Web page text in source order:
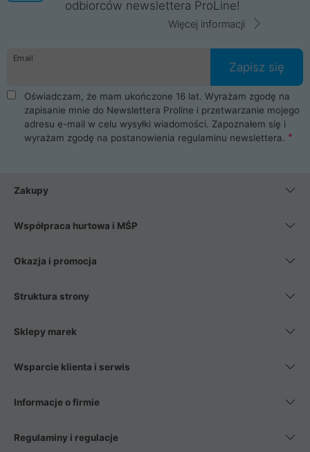
odbiorców newslettera ProLine!
Więcej informacji
Email
Zapisz się
Oświadczam, że mam ukończone 16 lat. Wyrażam zgodę na
zapisanie mnie do Newslettera Proline i przetwarzanie mojego
adresu e-mail w celu wysyłki wiadomości. Zapoznałem się i
wyrażam zgodę na postanowienia regulaminu newslettera.
Zakupy
Współpraca hurtowa i MŚP
Okazja i promocja
Struktura strony
Sklepy marek
Wsparcie klienta i serwis
Informacje o firmie
Regulaminy i regulacje